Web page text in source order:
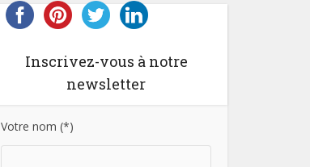
Inscrivez-vous à notre
newsletter
Votre nom (*)